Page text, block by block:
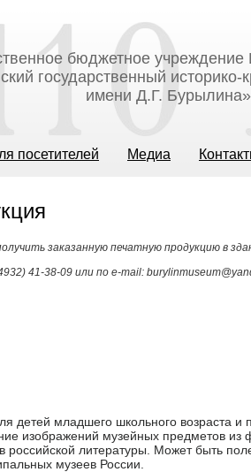
бюджетное учреждение
государственный историко-
имени Д.Г. Бурылина»
посетителей Медиа
заказанную печатную продукцию в
41-38-09 или по e-mail:
детей младшего школьного возраста и
изображений музейных предметов
российской литературы. Может быть
музеев России.